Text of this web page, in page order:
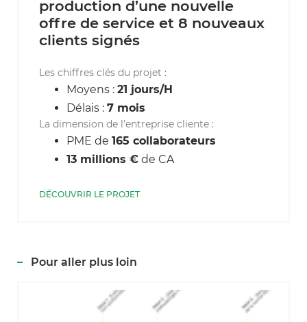
production d’une nouvelle
offre de service et 8 nouveaux
clients signés
Les chiffres clés du projet :
Moyens : 21 jours/H
Délais : 7 mois
La dimension de l’entreprise cliente :
PME de 165 collaborateurs
13 millions € de CA
DÉCOUVRIR LE PROJET
Pour aller plus loin